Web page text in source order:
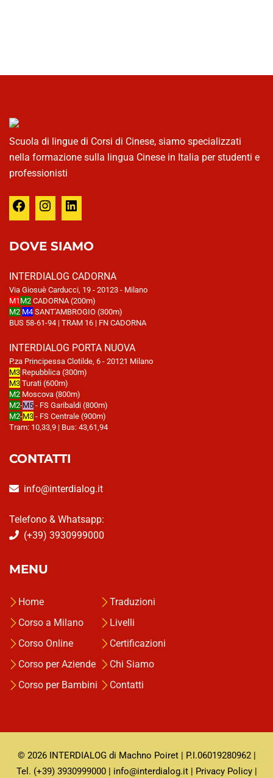
Scuola di lingue di Corsi di Cinese, siamo specializzati
nella formazione sulla lingua Cinese in Italia per studenti e
professionisti
DOVE SIAMO
INTERDIALOG CADORNA
Via Giosuè Carducci, 19 - 20123 - Milano
M1 M2 CADORNA (200m)
M2 M4 SANT'AMBROGIO (300m)
BUS 58-61-94 | TRAM 16 | FN CADORNA
INTERDIALOG PORTA NUOVA
P.za Principessa Clotilde, 6 - 20121 Milano
M3 Repubblica (300m)
M3 Turati (600m)
M2 Moscova (800m)
M2-M5 - FS Garibaldi (800m)
M2-M3 - FS Centrale (900m)
Tram: 10,33,9 | Bus: 43,61,94
CONTATTI
info@interdialog.it
Telefono & Whatsapp:
(+39) 3930999000
MENU
Home
Corso a Milano
Corso Online
Corso per Aziende
Corso per Bambini
Traduzioni
Livelli
Certificazioni
Chi Siamo
Contatti
© 2026 INTERDIALOG di Machno Poiret | P.I.06019280962 |
Tel. (+39) 3930999000 | info@interdialog.it | Privacy Policy|